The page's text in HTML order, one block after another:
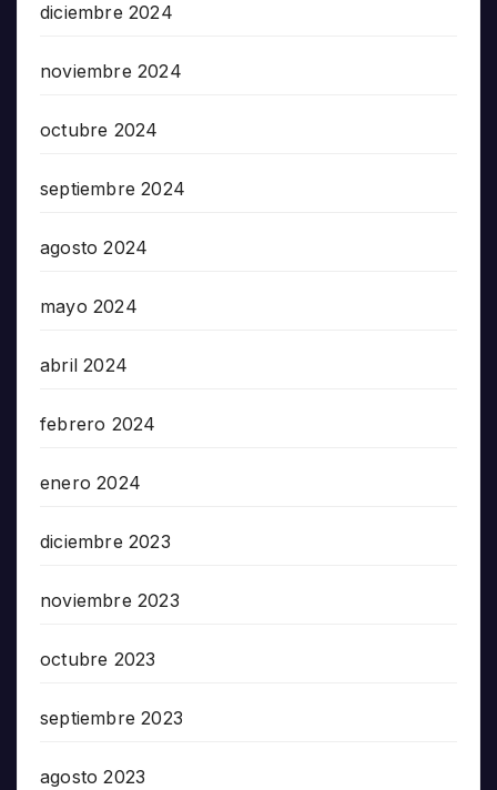
diciembre 2024
noviembre 2024
octubre 2024
septiembre 2024
agosto 2024
mayo 2024
abril 2024
febrero 2024
enero 2024
diciembre 2023
noviembre 2023
octubre 2023
septiembre 2023
agosto 2023